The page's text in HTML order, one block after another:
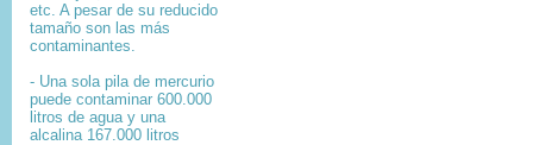
etc. A pesar de su reducido
tamaño son las más
contaminantes.
- Una sola pila de mercurio
puede contaminar 600.000
litros de agua y una
alcalina 167.000 litros